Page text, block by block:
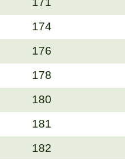
174
176
178
180
181
182